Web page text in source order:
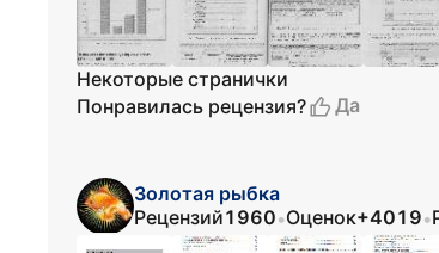
Некоторые странички
Понравилась рецензия?
Да
Золотая рыбка
Рецензий1960•Оценок+4019•